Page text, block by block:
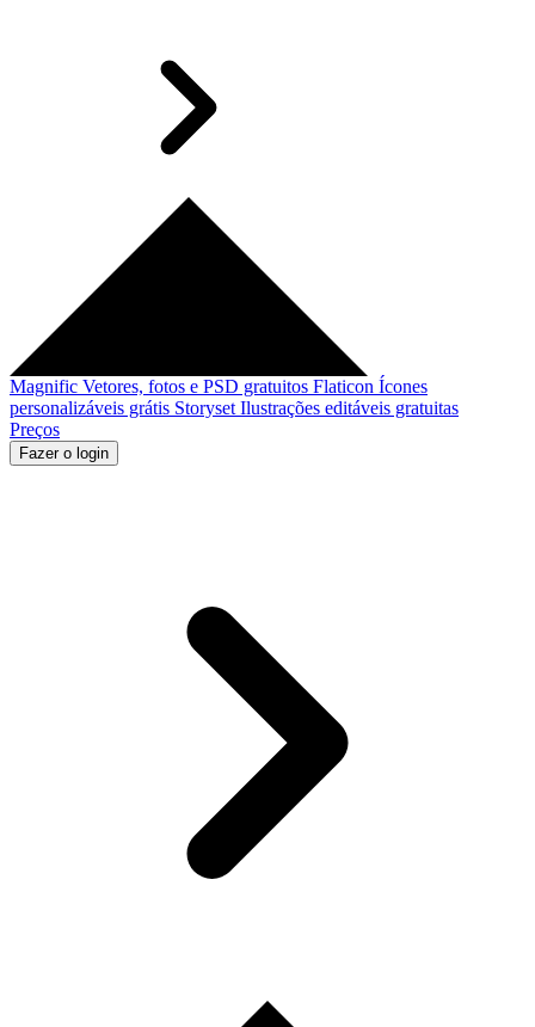
Magnific Vetores, fotos e PSD gratuitos Flaticon Ícones
personalizáveis grátis Storyset Ilustrações editáveis gratuitas
Preços
Fazer o login